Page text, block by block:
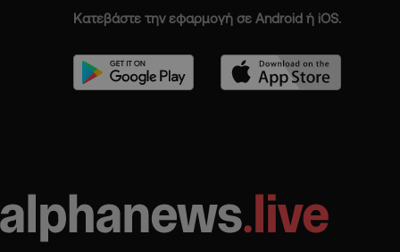
Κατεβάστε την εφαρμογή σε Android ή iOS.